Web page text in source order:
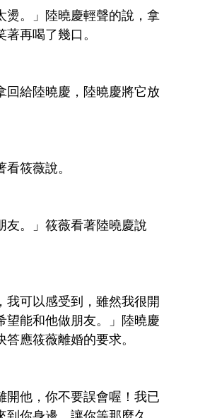
燙。」陸曉慶輕聲的說，拿
再喝了幾口。
回給陸曉慶，陸曉慶將它放
筱薇說。
友。」筱薇看著陸曉慶說
我可以感受到，雖然我很開
望能和他做朋友。」陸曉慶
應筱薇離婚的要求。
開他，你不要誤會喔！我已